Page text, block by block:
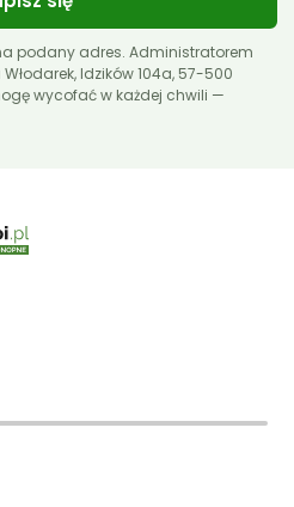
podany adres. Administratorem
Idzików 104a, 57-500
wycofać w każdej chwili —